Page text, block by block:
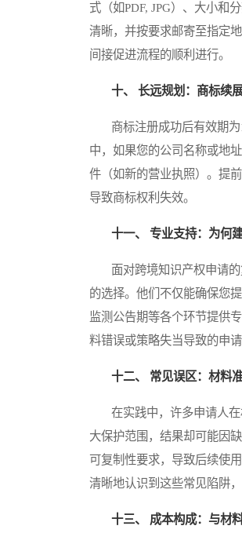
式（如PDF, JPG）、大小和
清晰，并按要求邮寄至指定
间接促进流程的顺利进行。
十、 长远规划：商标续
商标注册成功后有效期为
中，如果您的公司名称或地
件（如新的营业执照）。提
导致商标权利失效。
十一、 专业支持：为何
面对跨境知识产权申请的
的选择。他们不仅能确保您
监测公告期等各个环节提供
料错误或策略失当导致的申
十二、 常见误区：材料
在实践中，许多申请人在
大保护范围，结果却可能因
可复制性要求，导致后续使
清晰地认识到这些常见陷阱
十三、 成本构成：与材